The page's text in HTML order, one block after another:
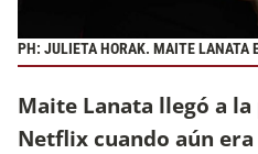
PH: JULIETA HORAK. MAITE LANATA
Maite Lanata llegó a
Netflix cuando aún